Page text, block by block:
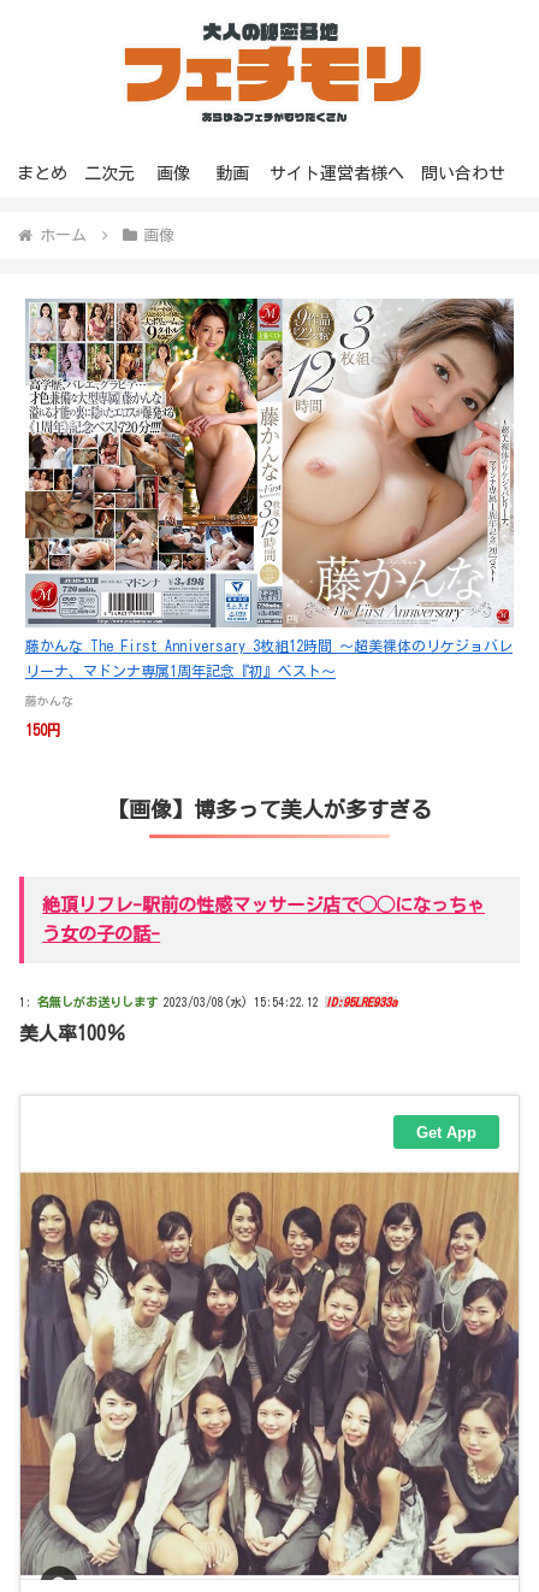
まとめ 二次元 画像 動画 サイト運営者様へ 問い合わせ
ホーム 画像
藤かんな The First Anniversary 3枚組12時間 ～超美裸体のリケジョバレ
リーナ、マドンナ専属1周年記念『初』ベスト～
藤かんな
150円
【画像】博多って美人が多すぎる
絶頂リフレ-駅前の性感マッサージ店で◯◯になっちゃ
う女の子の話-
1: 名無しがお送りします 2023/03/08(水) 15:54:22.12 ID:95LRE933a
美人率100％